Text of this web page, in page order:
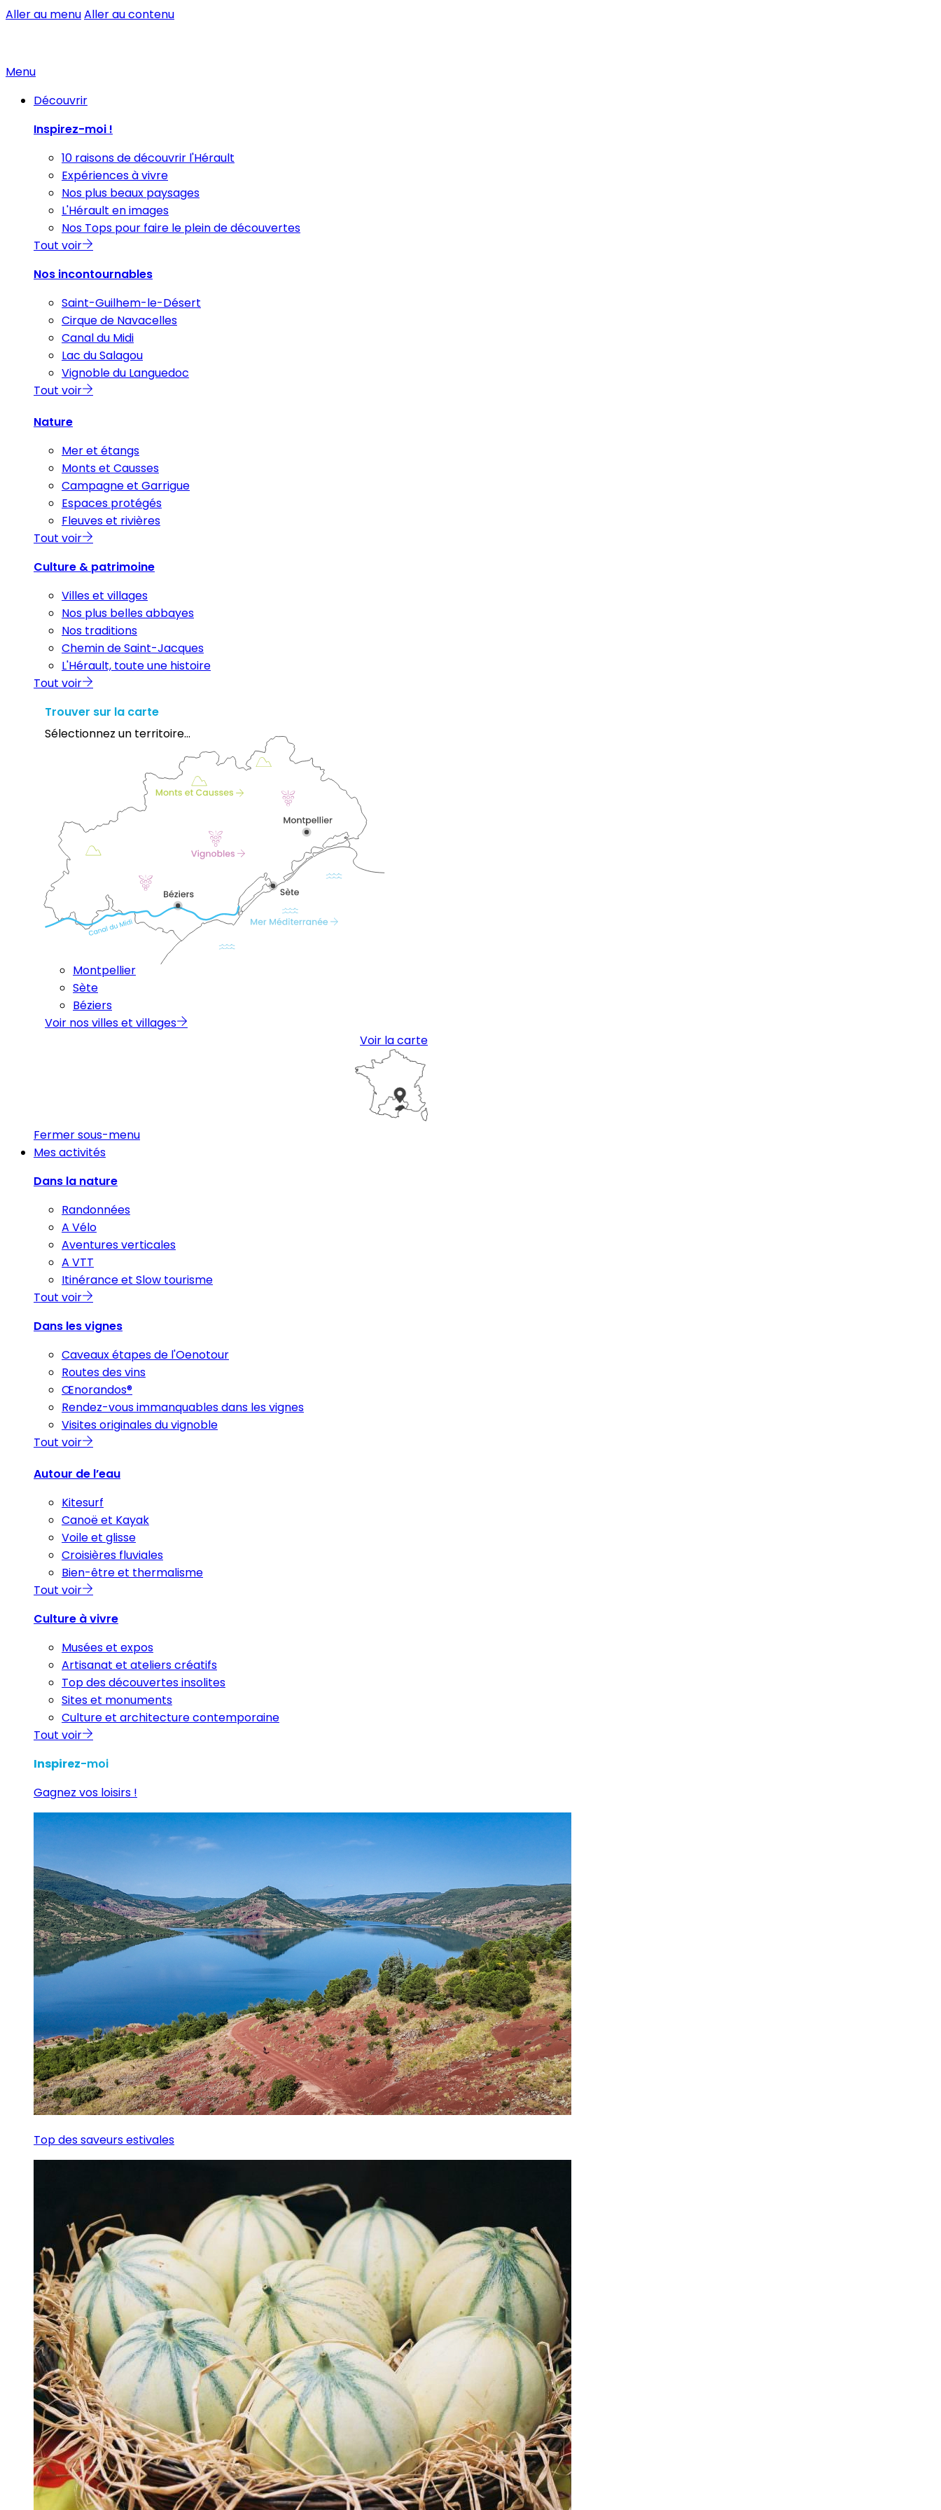
Aller au menuAller au contenu
Menu
Découvrir
Inspirez-moi !
10 raisons de découvrir l'Hérault
Expériences à vivre
Nos plus beaux paysages
L'Hérault en images
Nos Tops pour faire le plein de découvertes
Tout voir
Nos incontournables
Saint-Guilhem-le-Désert
Cirque de Navacelles
Canal du Midi
Lac du Salagou
Vignoble du Languedoc
Tout voir
Nature
Mer et étangs
Monts et Causses
Campagne et Garrigue
Espaces protégés
Fleuves et rivières
Tout voir
Culture & patrimoine
Villes et villages
Nos plus belles abbayes
Nos traditions
Chemin de Saint-Jacques
L'Hérault, toute une histoire
Tout voir
Trouver sur la carte
Sélectionnez un territoire...
Montpellier
Sète
Béziers
Voir nos villes et villages
Voir la carte
Fermer sous-menu
Mes activités
Dans la nature
Randonnées
A Vélo
Aventures verticales
A VTT
Itinérance et Slow tourisme
Tout voir
Dans les vignes
Caveaux étapes de l'Oenotour
Routes des vins
Œnorandos®
Rendez-vous immanquables dans les vignes
Visites originales du vignoble
Tout voir
Autour de l’eau
Kitesurf
Canoë et Kayak
Voile et glisse
Croisières fluviales
Bien-être et thermalisme
Tout voir
Culture à vivre
Musées et expos
Artisanat et ateliers créatifs
Top des découvertes insolites
Sites et monuments
Culture et architecture contemporaine
Tout voir
Inspirez-moi
Gagnez vos loisirs !
Top des saveurs estivales